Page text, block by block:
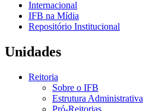
Internacional
IFB na Mídia
Repositório Institucional
Unidades
Reitoria
Sobre o IFB
Estrutura Administrativa
Pró-Reitorias